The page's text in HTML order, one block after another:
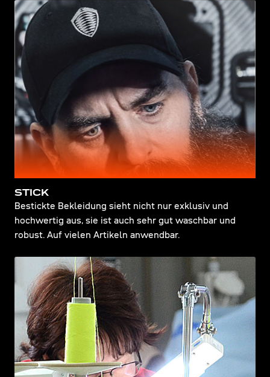
STICK
Bestickte Bekleidung sieht nicht nur exklusiv und
hochwertig aus, sie ist auch sehr gut waschbar und
robust. Auf vielen Artikeln anwendbar.